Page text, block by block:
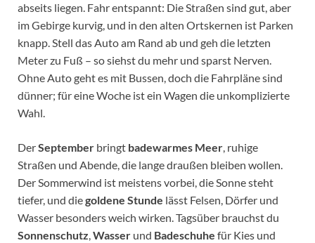
abseits liegen. Fahr entspannt: Die Straßen sind gut, aber
im Gebirge kurvig, und in den alten Ortskernen ist Parken
knapp. Stell das Auto am Rand ab und geh die letzten
Meter zu Fuß – so siehst du mehr und sparst Nerven.
Ohne Auto geht es mit Bussen, doch die Fahrpläne sind
dünner; für eine Woche ist ein Wagen die unkomplizierte
Wahl.
DerSeptember bringt badewarmes Meer, ruhige
Straßen und Abende, die lange draußen bleiben wollen.
Der Sommerwind ist meistens vorbei, die Sonne steht
tiefer, und diegoldene Stunde lässt Felsen, Dörfer und
Wasser besonders weich wirken. Tagsüber brauchst du
Sonnenschutz,Wasser und Badeschuhe für Kies und